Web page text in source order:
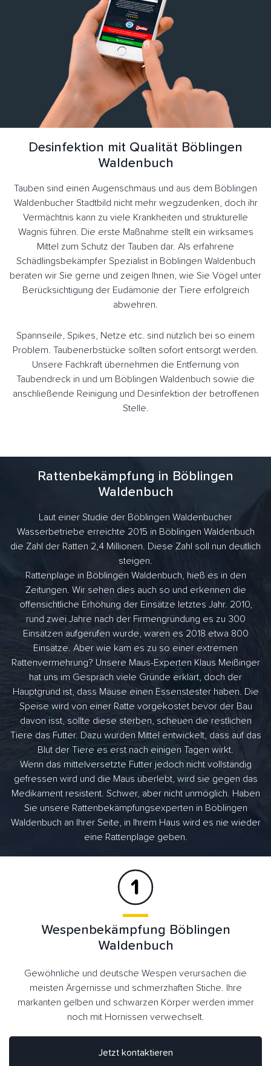
Desinfektion mit Qualität Böblingen
Waldenbuch
Tauben sind einen Augenschmaus und aus dem Böblingen
Waldenbucher Stadtbild nicht mehr wegzudenken, doch ihr
Vermächtnis kann zu viele Krankheiten und strukturelle
Wagnis führen. Die erste Maßnahme stellt ein wirksames
Mittel zum Schutz der Tauben dar. Als erfahrene
Schädlingsbekämpfer Spezialist in Böblingen Waldenbuch
beraten wir Sie gerne und zeigen Ihnen, wie Sie Vögel unter
Berücksichtigung der Eudämonie der Tiere erfolgreich
abwehren.
Spannseile, Spikes, Netze etc. sind nützlich bei so einem
Problem. Taubenerbstücke sollten sofort entsorgt werden.
Unsere Fachkraft übernehmen die Entfernung von
Taubendreck in und um Böblingen Waldenbuch sowie die
anschließende Reinigung und Desinfektion der betroffenen
Stelle.
Rattenbekämpfung in Böblingen
Waldenbuch
Laut einer Studie der Böblingen Waldenbucher
Wasserbetriebe erreichte 2015 in Böblingen Waldenbuch
die Zahl der Ratten 2,4 Millionen. Diese Zahl soll nun deutlich
steigen.
Rattenplage in Böblingen Waldenbuch, hieß es in den
Zeitungen. Wir sehen dies auch so und erkennen die
offensichtliche Erhöhung der Einsätze letztes Jahr. 2010,
rund zwei Jahre nach der Firmengründung es zu 300
Einsätzen aufgerufen wurde, waren es 2018 etwa 800
Einsätze. Aber wie kam es zu so einer extremen
Rattenvermehrung? Unsere Maus-Experten Klaus Meißinger
hat uns im Gespräch viele Gründe erklärt, doch der
Hauptgrund ist, dass Mäuse einen Essenstester haben. Die
Speise wird von einer Ratte vorgekostet bevor der Bau
davon isst, sollte diese sterben, scheuen die restlichen
Tiere das Futter. Dazu wurden Mittel entwickelt, dass auf das
Blut der Tiere es erst nach einigen Tagen wirkt.
Wenn das mittelversetzte Futter jedoch nicht vollständig
gefressen wird und die Maus überlebt, wird sie gegen das
Medikament resistent. Schwer, aber nicht unmöglich. Haben
Sie unsere Rattenbekämpfungsexperten in Böblingen
Waldenbuch an Ihrer Seite, in Ihrem Haus wird es nie wieder
eine Rattenplage geben.
Wespenbekämpfung Böblingen
Waldenbuch
Gewöhnliche und deutsche Wespen verursachen die
meisten Ärgernisse und schmerzhaften Stiche. Ihre
markanten gelben und schwarzen Körper werden immer
noch mit Hornissen verwechselt.
Jetzt kontaktieren